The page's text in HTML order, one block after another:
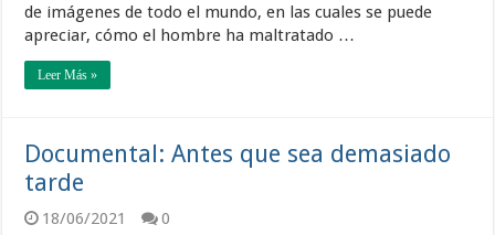
de imágenes de todo el mundo, en las cuales se puede
apreciar, cómo el hombre ha maltratado …
Leer Más »
Documental: Antes que sea demasiado
tarde
18/06/2021 0